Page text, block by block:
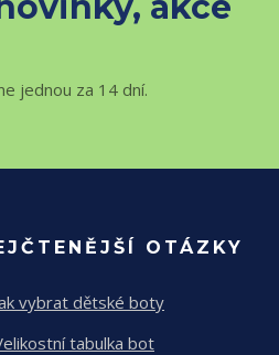
jednou za 14 dní.
OTÁZKY
vybrat dětské boty
tabulka bot